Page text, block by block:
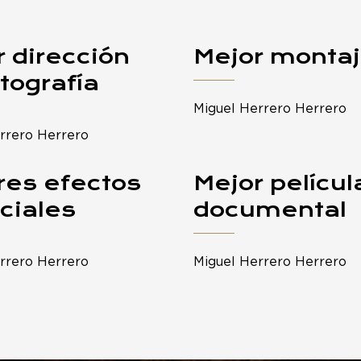
dirección
Herrero
Mejor
Miguel Herrero Herrero
efectos
Herrero
Mejor
documental
Miguel Herrero Herrero